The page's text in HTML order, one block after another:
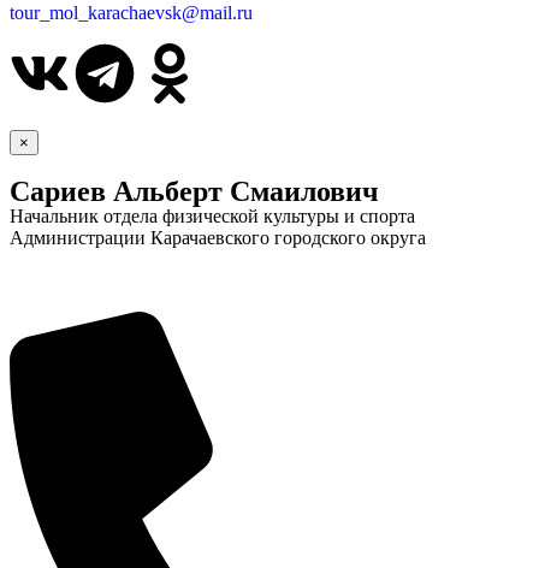
tour_mol_karachaevsk@mail.ru
×
Сариев Альберт Смаилович
Начальник отдела физической культуры и спорта
Администрации Карачаевского городского округа